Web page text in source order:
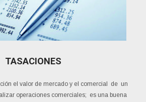
TASACIONES
el valor de mercado y el comercial de un
operaciones comerciales; es una buena